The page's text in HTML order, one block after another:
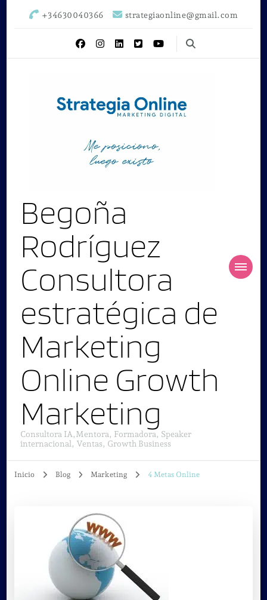
+34630040366 strategiaonline@gmail.com
Begoña
Rodríguez
Consultora
estratégica de
Marketing
Online Growth
Marketing
Consultora IA,Mentora, Formadora, Speaker
internacional, Ventas, Growth Business
Inicio Blog Marketing 4 Metas Online